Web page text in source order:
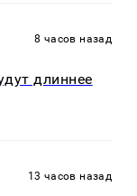
8 часов назад
длиннее
13 часов назад